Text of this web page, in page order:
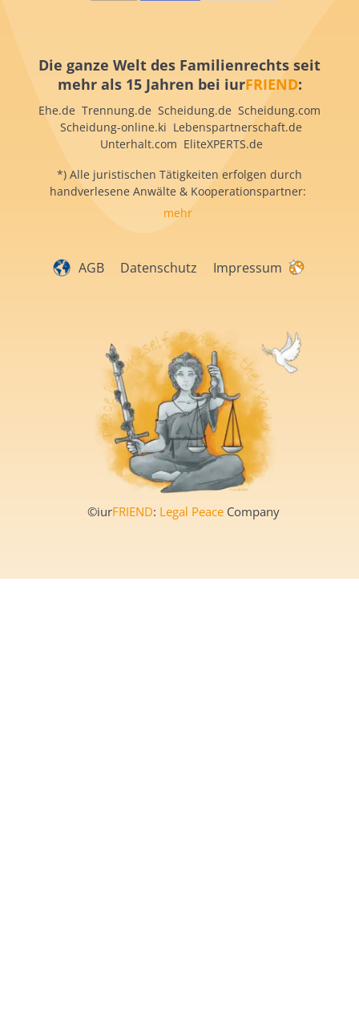
Die ganze Welt des Familienrechts seit
mehr als 15 Jahren bei iurFRIEND:
Ehe.de Trennung.de Scheidung.de Scheidung.com
Scheidung-online.ki Lebenspartnerschaft.de
Unterhalt.com EliteXPERTS.de
*) Alle juristischen Tätigkeiten erfolgen durch
handverlesene Anwälte & Kooperationspartner:
mehr
AGB Datenschutz Impressum
©iurFRIEND: Legal Peace Company